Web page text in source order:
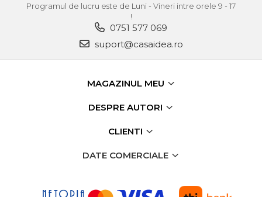
Schimbare Lichid Frana
Programul de lucru este de Luni - Vineri intre orele 9 - 17
!
0751 577 069
suport@casaidea.ro
MAGAZINUL MEU
DESPRE AUTORI
CLIENTI
DATE COMERCIALE